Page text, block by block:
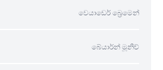
වෙයාඩෙර් බ්‍රෙමෙන්
බේයාර්න් මූනිච්